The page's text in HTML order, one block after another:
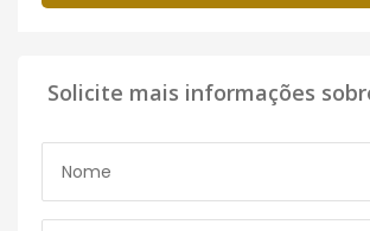
Solicite mais informações